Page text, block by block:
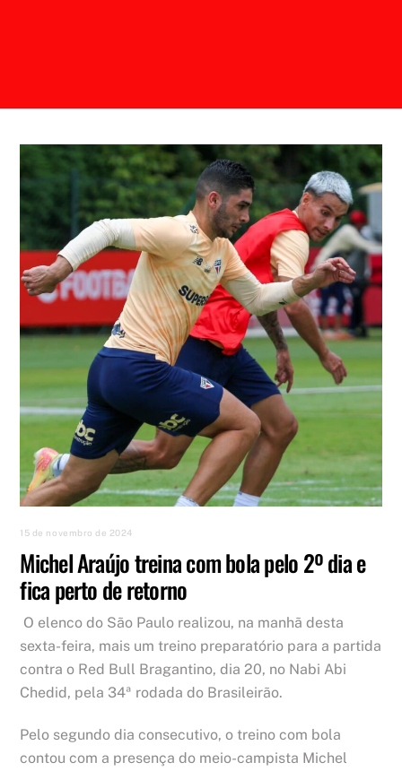
15 de novembro de 2024
Michel Araújo treina com bola pelo 2º dia e
fica perto de retorno
O elenco do São Paulo realizou, na manhã desta
sexta-feira, mais um treino preparatório para a partida
contra o Red Bull Bragantino, dia 20, no Nabi Abi
Chedid, pela 34ª rodada do Brasileirão.
Pelo segundo dia consecutivo, o treino com bola
contou com a presença do meio-campista Michel